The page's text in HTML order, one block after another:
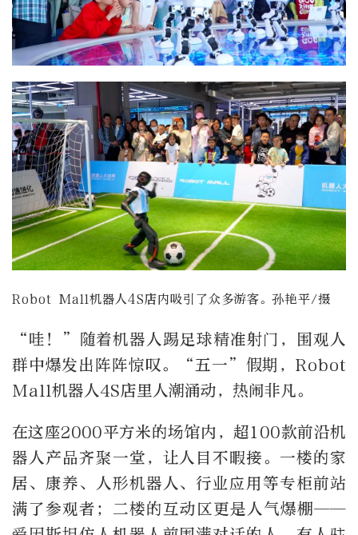
Robot Mall机器人4S店内吸引了众多游客。孙艳平/摄
“哇！”随着机器人踢足球精准射门，围观人
群中爆发出阵阵惊叹。“五一”假期，Robot
Mall机器人4S店里人潮涌动，热闹非凡。
在这座2000平方米的场馆内，超100款前沿机
器人产品齐聚一堂，让人目不暇接。一楼的家
居、康养、人形机器人、行业应用等专柜前站
满了参观者；二楼的互动区更是人气爆棚——